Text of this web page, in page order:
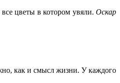
цветы в котором увяли.Оскар
как и смысл жизни. У каждого